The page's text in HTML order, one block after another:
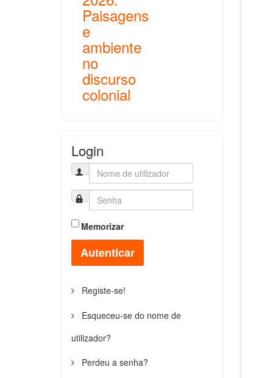
Paisagens
e
ambiente
no
discurso
colonial
Login
Memorizar
Autenticar
Registe-se!
Esqueceu-se do nome de
utilizador?
Perdeu a senha?